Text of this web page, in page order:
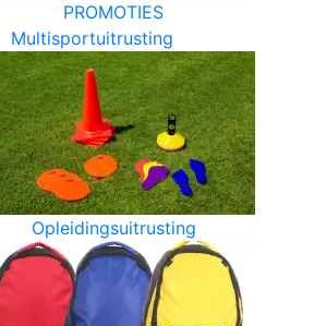
PROMOTIES
Multisportuitrusting
Opleidingsuitrusting